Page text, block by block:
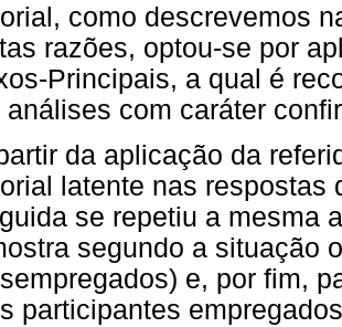
como descrevemos
razões, optou-se por
Principais, a qual é
análises com caráter
da aplicação da
latente nas respostas
se repetiu a mesma
segundo a situação
e, por fim,
participantes